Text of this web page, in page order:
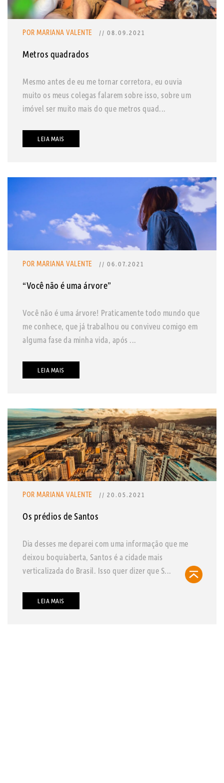
POR MARIANA VALENTE // 08.09.2021
Metros quadrados
Mesmo antes de eu me tornar corretora, eu ouvia
muito os meus colegas falarem sobre isso, sobre um
imóvel ser muito mais do que metros quad...
LEIA MAIS
POR MARIANA VALENTE // 06.07.2021
“Você não é uma árvore”
Você não é uma árvore! Praticamente todo mundo que
me conhece, que já trabalhou ou conviveu comigo em
alguma fase da minha vida, após ...
LEIA MAIS
POR MARIANA VALENTE // 20.05.2021
Os prédios de Santos
Dia desses me deparei com uma informação que me
deixou boquiaberta, Santos é a cidade mais
verticalizada do Brasil. Isso quer dizer que S...
LEIA MAIS